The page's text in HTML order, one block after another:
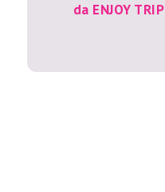
da ENJOY TRIP